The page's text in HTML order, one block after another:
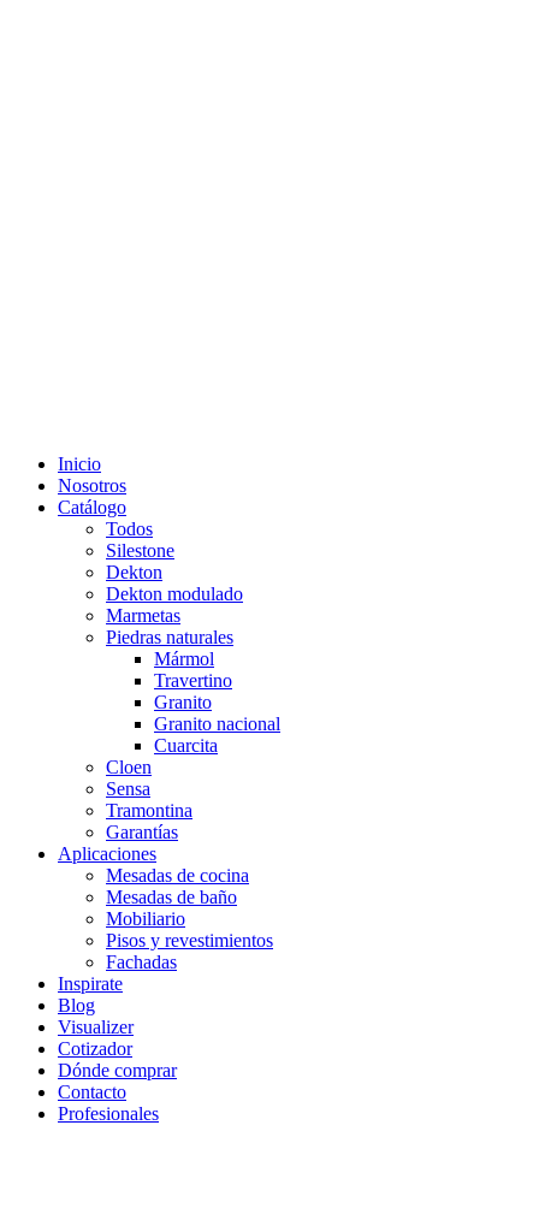
Inicio
Nosotros
Catálogo
Todos
Silestone
Dekton
Dekton modulado
Marmetas
Piedras naturales
Mármol
Travertino
Granito
Granito nacional
Cuarcita
Cloen
Sensa
Tramontina
Garantías
Aplicaciones
Mesadas de cocina
Mesadas de baño
Mobiliario
Pisos y revestimientos
Fachadas
Inspirate
Blog
Visualizer
Cotizador
Dónde comprar
Contacto
Profesionales